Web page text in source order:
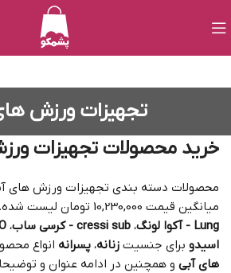
تجهیزات ورزش
خرید محصولات تجهیزات
میانگین قیمت 10,230,000 تومان لیست شده. از برندهای
Lung - آکوا لونگ
، cressi sub - کرسی ساب ،
اسیدو برای جنسیت زنانه، پسرانه انواع
های آبی و همچنین در ادامه عنوان و